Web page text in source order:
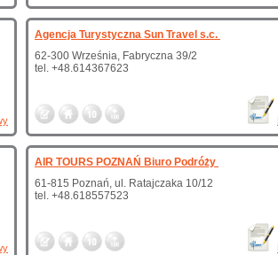
Agencja Turystyczna Sun Travel s.c.
62-300 Września, Fabryczna 39/2
tel. +48.614367623
AIR TOURS POZNAŃ Biuro Podróży
61-815 Poznań, ul. Ratajczaka 10/12
tel. +48.618557523